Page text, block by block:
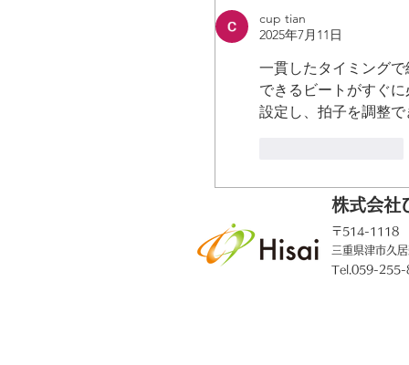
cup tian
2025年7月11日
一貫したタイミング
できるビートがすぐ
設定し、拍子を調整
株式会社
〒514-1118
三重県津市
Tel.059-